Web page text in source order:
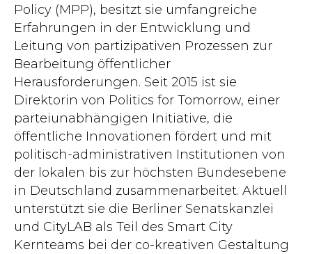
Policy (MPP), besitzt sie umfangreiche
Erfahrungen in der Entwicklung und
Leitung von partizipativen Prozessen zur
Bearbeitung öffentlicher
Herausforderungen. Seit 2015 ist sie
Direktorin von Politics for Tomorrow, einer
parteiunabhängigen Initiative, die
öffentliche Innovationen fördert und mit
politisch-administrativen Institutionen von
der lokalen bis zur höchsten Bundesebene
in Deutschland zusammenarbeitet. Aktuell
unterstützt sie die Berliner Senatskanzlei
und CityLAB als Teil des Smart City
Kernteams bei der co-kreativen Gestaltung